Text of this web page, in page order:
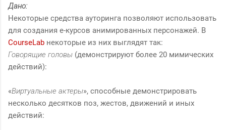
Дано:
Некоторые средства ауторинга позволяют использовать
для создания е-курсов анимированных персонажей. В
CourseLab некоторые из них выглядят так:
Говорящие головы (демонстрируют более 20 мимических
действий):
«Виртуальные актеры», способные демонстрировать
несколько десятков поз, жестов, движений и иных
действий: